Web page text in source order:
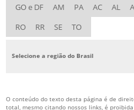
GO e DF
AM PA AC AL
RO
RR SE TO
Selecione a região do Brasil
O conteúdo do texto desta página é de
total, mesmo citando nossos links, é